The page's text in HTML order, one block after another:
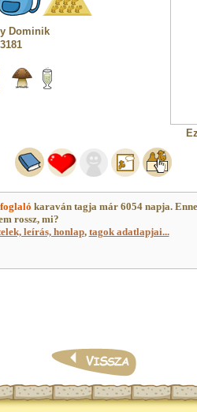
Dominik
karaván tagja már 6054 napja.
rossz, mi?
leírás, honlap, tagok adatlapjai...